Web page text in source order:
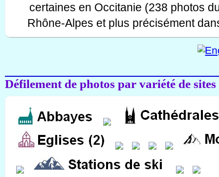
certaines en Occitanie (238 photos
Rhône-Alpes et plus précisément
Défilement de photos par variété de